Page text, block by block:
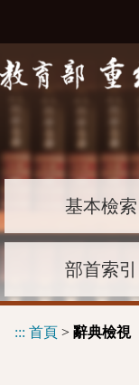
基本檢索
部首索引
::: 首頁 > 辭典檢視